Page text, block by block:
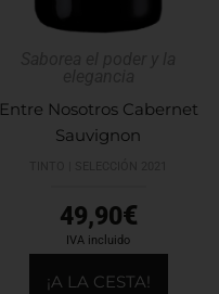
Entre Nosotros Cabernet
Sauvignon
49,90€
IVA incluido
¡A LA CESTA!